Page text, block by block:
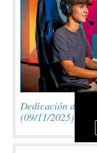
Dedicación de la
(09/11/2025)
Este
con
Sin
Más